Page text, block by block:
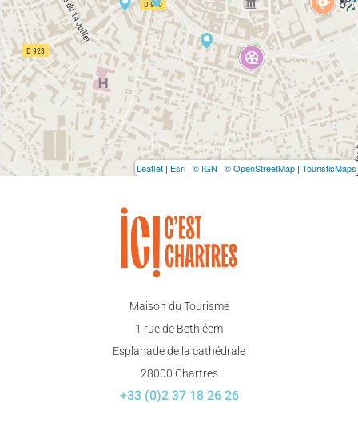
Leaflet | Esri | © IGN | © OpenStreetMap | TouristicMaps
Maison du Tourisme
1 rue de Bethléem
Esplanade de la cathédrale
28000 Chartres
+33 (0)2 37 18 26 26